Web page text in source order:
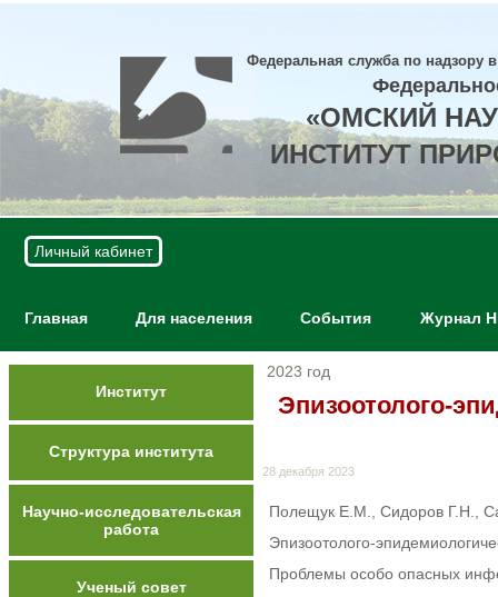
Федеральная служба по надзору
«ОМСКИЙ
ИНСТИТУТ
Личный кабинет
Главная Для населения События Журнал
Институт
Структура института
Научно-исследовательская
работа
Ученый совет
2023 год
Эпизоотолого-
28 декабря 2023
Полещук Е.М., Сидоров Г.Н.,
Эпизоотолого-
Проблемы особо опасных